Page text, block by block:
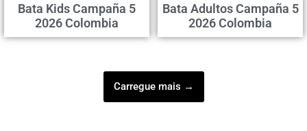
Bata Kids Campaña 5
2026 Colombia
Bata Adultos Campaña 5
2026 Colombia
Carregue mais →